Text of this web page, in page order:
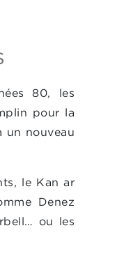
80, les
pour la
un nouveau
le Kan ar
Denez
ou les